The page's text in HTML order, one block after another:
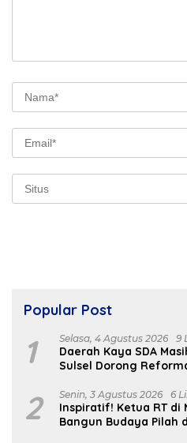
Popular Post
1 Selasa, 4 Agustus 2026 9
Daerah Kaya SDA
Sulsel Dorong
2 Senin, 3 Agustus 2026 6
Inspiratif! Ketua RT di
Bangun Budaya Pilah